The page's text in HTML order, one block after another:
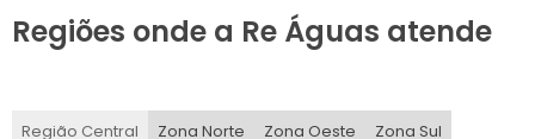
Regiões onde a Re Águas atende
Região Central Zona Norte Zona Oeste Zona Sul